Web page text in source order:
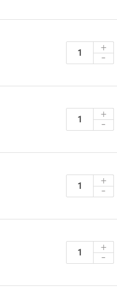
+
-
+
-
+
-
+
-